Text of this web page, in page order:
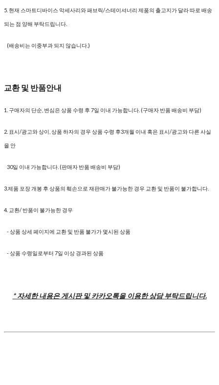
5. 현재 스마트디바이스 악세사리와 패브릭/스테이셔너리 제품의 출고지가 달라 따로 배송
되는 점 양해 부탁드립니다.
(배송비는 이중부과 되지 않습니다.)
교환 및 반품안내
1. 구매자의 단순, 변심은 상품 수령 후 7일 이내 가능합니다. (구매자 반품 배송비 부담)
2. 표시/광고와 상이, 상품 하자의 경우 상품 수령 후3개월 이내 혹은 표시/광고와 다른 사실
을 안
30일 이내 가능합니다. (판매자 반품 배송비 부담)
3.제품 포장 개봉 후 상품의 훼손으로 재판매가 불가능한 경우 교환 및 반품이 불가합니다.
4. 교환/ 반품이 불가능한 경우
- 상품 상세 페이지에 교환 및 반품 불가가 몇시된 상품
- 상품 수령일로부터 7일 이상 경과된 상품
* 자세한 내용은 게시판 및 카카오톡을 이용한 상담 부탁드립니다.